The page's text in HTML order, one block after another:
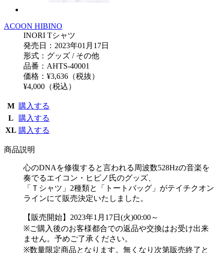
ACOON HIBINO
INORI Tシャツ
発売日：2023年01月17日
形式：グッズ / その他
品番：AHTS-40001
価格：¥3,636（税抜）
¥4,000（税込）
M 購入する
L
購入する
XL 購入する
商品説明
心のDNAを修復すると言われる周波数528Hzの音楽を
奏でるエイコン・ヒビノ氏のグッズ、
「Ｔシャツ」2種類と「トートバッグ」がテイチクオン
ラインにて販売決定いたしました。
【販売開始】2023年1月17日(火)00:00～
※ご購入後のお客様都合での返品や交換はお受け出来
ません。予めご了承ください。
※数量限定商品となります。無くなり次第販売終了と